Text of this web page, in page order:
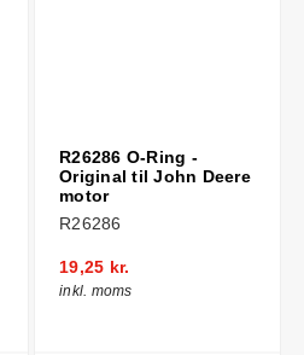
R26286 O-Ring -
Original til John Deere
motor
R26286
19,25 kr.
inkl. moms